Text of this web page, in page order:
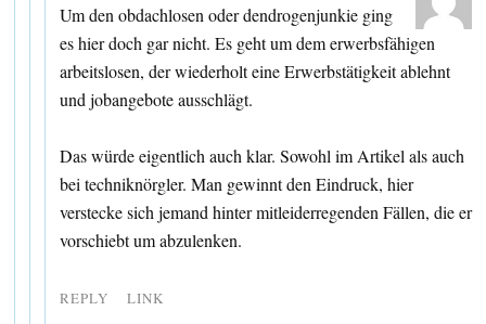
Um den obdachlosen oder dendrogenjunkie ging
es hier doch gar nicht. Es geht um dem erwerbsfähigen
arbeitslosen, der wiederholt eine Erwerbstätigkeit ablehnt
und jobangebote ausschlägt.
Das würde eigentlich auch klar. Sowohl im Artikel als auch
bei techniknörgler. Man gewinnt den Eindruck, hier
verstecke sich jemand hinter mitleiderregenden Fällen, die er
vorschiebt um abzulenken.
REPLY LINK